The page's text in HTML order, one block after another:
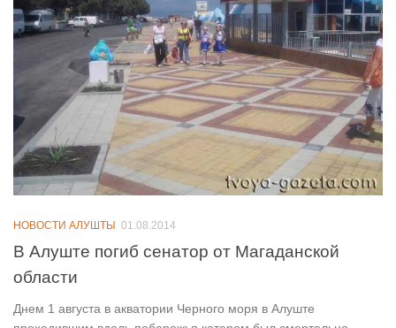
НОВОСТИ АЛУШТЫ 01.08.2014
В Алуште погиб сенатор от Магаданской
области
Днем 1 августа в акватории Черного моря в Алуште